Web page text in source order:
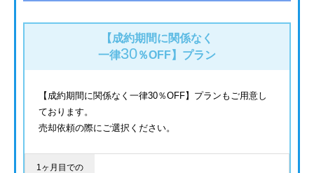
【成約期間に関係なく
一律30％OFF】 プラン
【成約期間に関係なく一律30％OFF】プランもご用意し
ております。
売却依頼の際にご選択ください。
1ヶ月目での